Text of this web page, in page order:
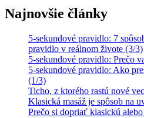
Najnovšie články
5-sekundové pravidlo: 7
pravidlo v reálnom živote (3/3)
5-sekundové pravidlo: Prečo
5-sekundové pravidlo: Ako
(1/3)
Ticho, z ktorého rastú nové
Klasická masáž je spôsob na
Prečo si dopriať klasickú alebo